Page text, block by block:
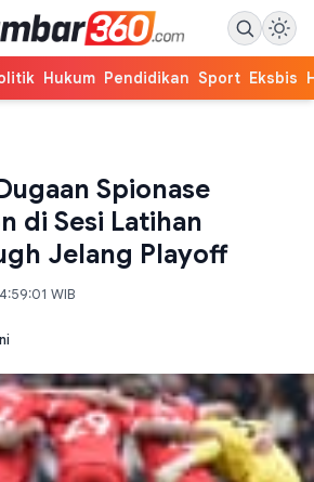
Hukum Pendidikan Sport Eksbis
Spionase
di Sesi Latihan
Jelang Playoff
WIB